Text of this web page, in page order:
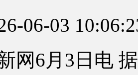
06-03
网6月3日电